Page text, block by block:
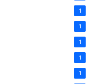
1
1
1
1
1